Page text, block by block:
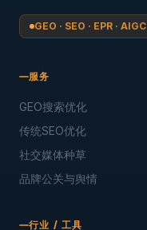
GEO · SEO · EPR · AIGC
服务
GEO搜索优化
传统SEO优化
社交媒体种草
品牌公关与舆情
行业 / 工具